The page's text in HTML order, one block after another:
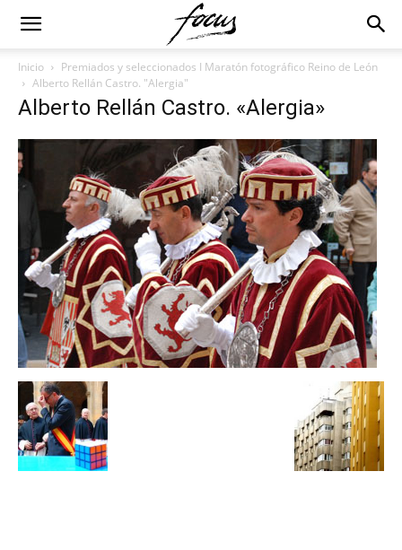
Inicio
Premiados y seleccionados I Maratón fotográfico Reino de León
Alberto Rellán Castro. "Alergia"
Alberto Rellán Castro. «Alergia»